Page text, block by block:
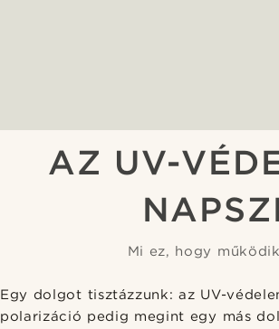
AZ UV-
Mi ez, hogy
Egy dolgot tisztázzunk: az UV-
polarizáció pedig megint egy más